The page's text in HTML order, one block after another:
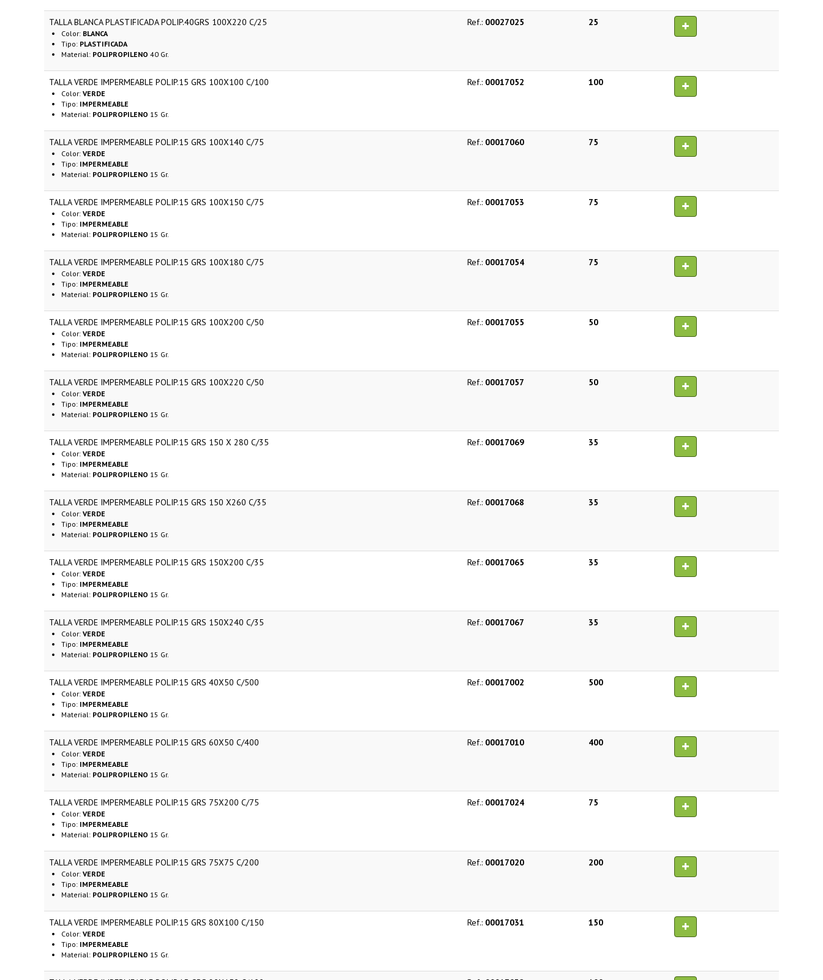
TALLA BLANCA PLASTIFICADA POLIP.40GRS 100X220 C/25
Color: BLANCA
Tipo: PLASTIFICADA
Material: POLIPROPILENO 40 Gr.
Ref.: 00027025 25
TALLA VERDE IMPERMEABLE POLIP.15 GRS 100X100 C/100
Color: VERDE
Tipo: IMPERMEABLE
Material: POLIPROPILENO 15 Gr.
Ref.: 00017052 100
TALLA VERDE IMPERMEABLE POLIP.15 GRS 100X140 C/75
Color: VERDE
Tipo: IMPERMEABLE
Material: POLIPROPILENO 15 Gr.
Ref.: 00017060 75
TALLA VERDE IMPERMEABLE POLIP.15 GRS 100X150 C/75
Color: VERDE
Tipo: IMPERMEABLE
Material: POLIPROPILENO 15 Gr.
Ref.: 00017053 75
TALLA VERDE IMPERMEABLE POLIP.15 GRS 100X180 C/75
Color: VERDE
Tipo: IMPERMEABLE
Material: POLIPROPILENO 15 Gr.
Ref.: 00017054 75
TALLA VERDE IMPERMEABLE POLIP.15 GRS 100X200 C/50
Color: VERDE
Tipo: IMPERMEABLE
Material: POLIPROPILENO 15 Gr.
Ref.: 00017055 50
TALLA VERDE IMPERMEABLE POLIP.15 GRS 100X220 C/50
Color: VERDE
Tipo: IMPERMEABLE
Material: POLIPROPILENO 15 Gr.
Ref.: 00017057 50
TALLA VERDE IMPERMEABLE POLIP.15 GRS 150 X 280 C/35
Color: VERDE
Tipo: IMPERMEABLE
Material: POLIPROPILENO 15 Gr.
Ref.: 00017069 35
TALLA VERDE IMPERMEABLE POLIP.15 GRS 150 X260 C/35
Color: VERDE
Tipo: IMPERMEABLE
Material: POLIPROPILENO 15 Gr.
Ref.: 00017068 35
TALLA VERDE IMPERMEABLE POLIP.15 GRS 150X200 C/35
Color: VERDE
Tipo: IMPERMEABLE
Material: POLIPROPILENO 15 Gr.
Ref.: 00017065 35
TALLA VERDE IMPERMEABLE POLIP.15 GRS 150X240 C/35
Color: VERDE
Tipo: IMPERMEABLE
Material: POLIPROPILENO 15 Gr.
Ref.: 00017067 35
TALLA VERDE IMPERMEABLE POLIP.15 GRS 40X50 C/500
Color: VERDE
Tipo: IMPERMEABLE
Material: POLIPROPILENO 15 Gr.
Ref.: 00017002 500
TALLA VERDE IMPERMEABLE POLIP.15 GRS 60X50 C/400
Color: VERDE
Tipo: IMPERMEABLE
Material: POLIPROPILENO 15 Gr.
Ref.: 00017010 400
TALLA VERDE IMPERMEABLE POLIP.15 GRS 75X200 C/75
Color: VERDE
Tipo: IMPERMEABLE
Material: POLIPROPILENO 15 Gr.
Ref.: 00017024 75
TALLA VERDE IMPERMEABLE POLIP.15 GRS 75X75 C/200
Color: VERDE
Tipo: IMPERMEABLE
Material: POLIPROPILENO 15 Gr.
Ref.: 00017020 200
TALLA VERDE IMPERMEABLE POLIP.15 GRS 80X100 C/150
Color: VERDE
Tipo: IMPERMEABLE
Material: POLIPROPILENO 15 Gr.
Ref.: 00017031 150